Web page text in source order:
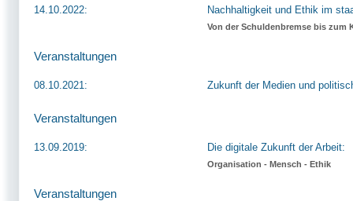
14.10.2022: Nachhaltigkeit und Ethik im
Von der Schuldenbremse bis zum
Veranstaltungen
08.10.2021: Zukunft der Medien und
Veranstaltungen
13.09.2019: Die digitale Zukunft der Arbeit:
Organisation - Mensch - Ethik
Veranstaltungen